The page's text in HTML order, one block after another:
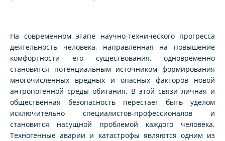
На современном этапе научно-технического прогресса
деятельность человека, направленная на повышение
комфортности его существования, одновременно
становится потенциальным источником формирования
многочисленных вредных и опасных факторов новой
антропогенной среды обитания. В этой связи личная и
общественная безопасность перестает быть уделом
исключительно специалистов-профессионалов и
становится насущной проблемой каждого человека.
Техногенные аварии и катастрофы являются одним из